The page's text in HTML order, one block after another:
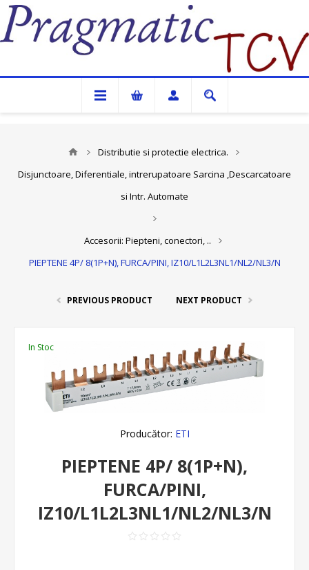
Pragmatic TCV
Distributie si protectie electrica.
Disjunctoare, Diferentiale, intrerupatoare Sarcina ,Descarcatoare
si Intr. Automate
Accesorii: Piepteni, conectori, ..
PIEPTENE 4P/ 8(1P+N), FURCA/PINI, IZ10/L1L2L3NL1/NL2/NL3/N
PREVIOUS PRODUCT NEXT PRODUCT
In Stoc
Producător: ETI
PIEPTENE 4P/ 8(1P+N),
FURCA/PINI,
IZ10/L1L2L3NL1/NL2/NL3/N